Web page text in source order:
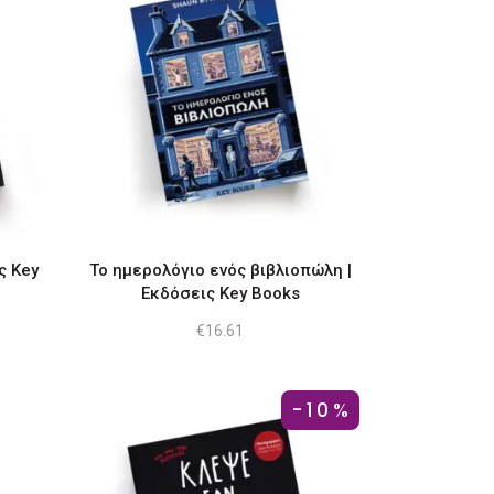
Key
To ημερολόγιο ενός βιβλιοπώλη |
Εκδόσεις Key Books
€16.61
-10%